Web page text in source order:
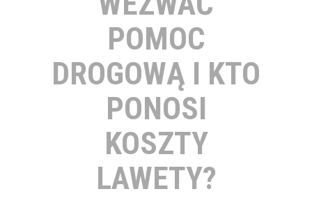
POMOC
DROGOWĄ I KTO
PONOSI
KOSZTY
LAWETY?